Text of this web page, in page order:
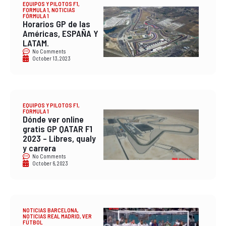
EQUIPOS Y PILOTOS F1,
FORMULA 1, NOTICIAS
FÓRMULA 1
Horarios GP de las
Américas, ESPAÑA Y
LATAM.
No Comments
October 13, 2023
EQUIPOS Y PILOTOS F1,
FORMULA 1
Dónde ver online
gratis GP QATAR F1
2023 – Libres, qualy
y carrera
No Comments
October 6, 2023
NOTICIAS BARCELONA,
NOTICIAS REAL MADRID, VER
FÚTBOL